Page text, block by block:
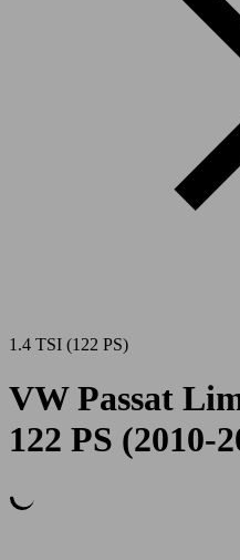
1.4 TSI (122 PS)
VW Passat
122 PS (2010-